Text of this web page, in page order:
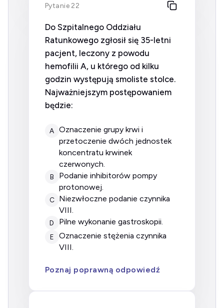
Pytanie 22
Do Szpitalnego Oddziału
Ratunkowego zgłosił się 35-letni
pacjent, leczony z powodu
hemofilii A, u którego od kilku
godzin występują smoliste stolce.
Najważniejszym postępowaniem
będzie:
A
oznaczenie grupy krwi i
przetoczenie dwóch jednostek
koncentratu krwinek
czerwonych.
B
podanie inhibitorów pompy
protonowej.
C
niezwłoczne podanie czynnika
VIII.
D pilne wykonanie gastroskopii.
E
oznaczenie stężenia czynnika
VIII.
Poznaj poprawną odpowiedź